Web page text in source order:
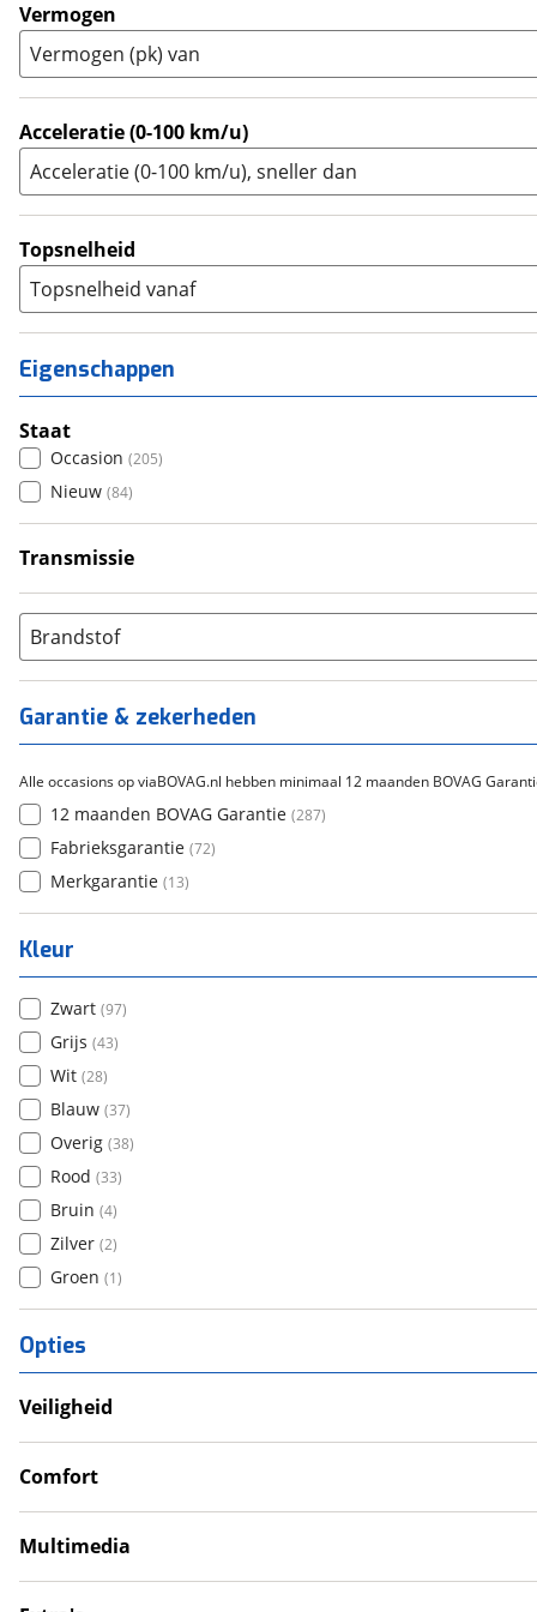
Trial (0
Zijspan (0)
Vermogen
Vermogen (pk) van
Acceleratie (0-100 km/u)
Acceleratie (0-100 km/u), sneller dan
Topsnelheid
Topsnelheid vanaf
Eigenschappen
Staat
Occasion (205)
Nieuw (84)
Transmissie
Automatisch (7)
Brandstof
Garantie & zekerheden
Alle occasions op viaBOVAG.nl hebben minimaal 12 maanden BOVAG
12 maanden BOVAG Garantie (287)
Fabrieksgarantie (72)
Merkgarantie (13)
Kleur
Zwart (97)
Grijs (43)
Wit (28)
Blauw (37)
Overig (38)
Rood (33)
Bruin (4)
Zilver (2)
Groen (1)
Opties
Veiligheid
LED verlichting
Valbeugel
Comfort
Gear indicator
Handvatverwarming
Multimedia
Radio